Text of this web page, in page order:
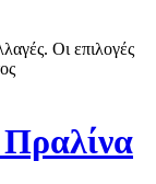
Οι επιλογές